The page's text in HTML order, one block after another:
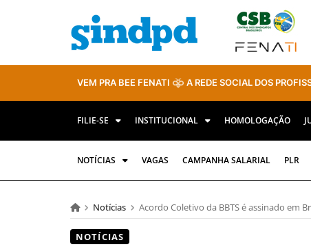
VEM PRA BEE FENATI A REDE SOCIAL DOS
FILIE-SE INSTITUCIONAL HOMOLOGAÇÃO
NOTÍCIAS VAGAS CAMPANHA SALARIAL PLR
Notícias Acordo Coletivo da BBTS é assinado em
NOTÍCIAS